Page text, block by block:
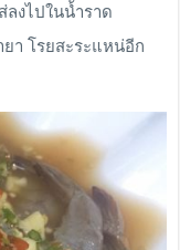
งไปในน้ำราด
า โรยสะระแหน่อีก